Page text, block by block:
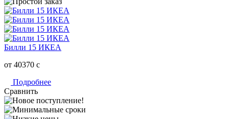
Билли 15 ИКЕА
от 40370 c
Подробнее
Сравнить